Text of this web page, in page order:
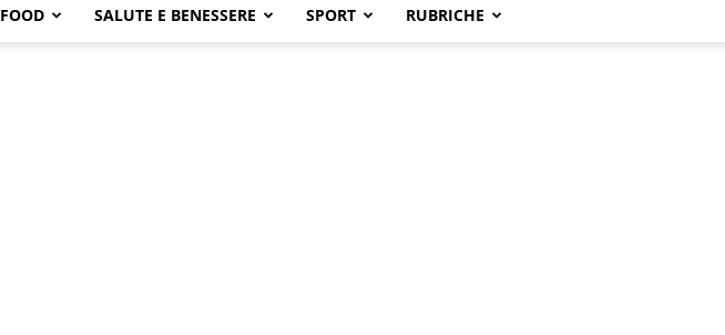
FOOD SALUTE E BENESSERE SPORT RUBRICHE